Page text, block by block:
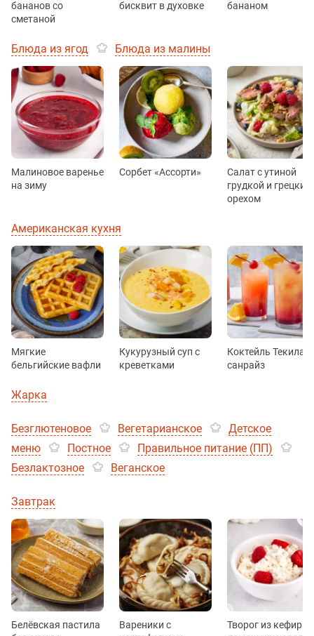
бананов со
сметаной
бисквит в духовке бананом
Блюда из ягод Блюда из малины
Малиновое варенье
на зиму
Сорбет «Ассорти»
Салат с утиной
грудкой и грецким
орехом
Американская кухня
Мягкие
бельгийские вафли
Кукурузный суп с
креветками
Коктейль Текила
санрайз
Жарка
Безглютеновое Вегетарианское
Детское
меню
Постное
Правильное питание (ПП)
Безлактозное
Веганское
Завтрак
Белёвская пастила
Вареники с
Творог из кефира